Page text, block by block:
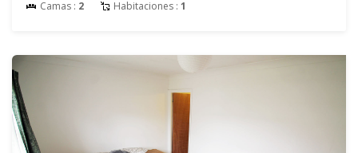
Camas : 2 Habitaciones : 1